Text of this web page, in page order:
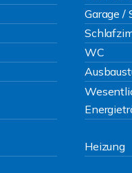
Garage /
WC
Heizung